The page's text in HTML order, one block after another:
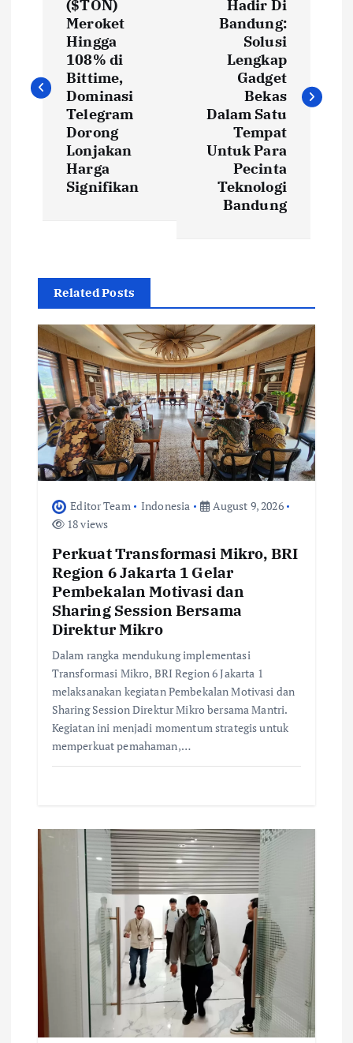
t
g
a
t
o
n
($TON)
Meroket
Hingga
108% di
Bittime,
Dominasi
Telegram
Dorong
Lonjakan
Harga
Signifikan
Hadir Di
Bandung:
Solusi
Lengkap
Gadget
Bekas
Dalam Satu
Tempat
Untuk Para
Pecinta
Teknologi
Bandung
Related Posts
Editor Team Indonesia
August 9, 2026
18 views
Perkuat Transformasi Mikro, BRI
Region 6 Jakarta 1 Gelar
Pembekalan Motivasi dan
Sharing Session Bersama
Direktur Mikro
Dalam rangka mendukung implementasi
Transformasi Mikro, BRI Region 6 Jakarta 1
melaksanakan kegiatan Pembekalan Motivasi dan
Sharing Session Direktur Mikro bersama Mantri.
Kegiatan ini menjadi momentum strategis untuk
memperkuat pemahaman,…